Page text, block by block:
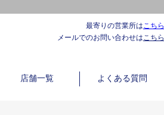
最寄りの営業所はこちら
メールでのお問い合わせはこちら
店舗一覧 よくある質問